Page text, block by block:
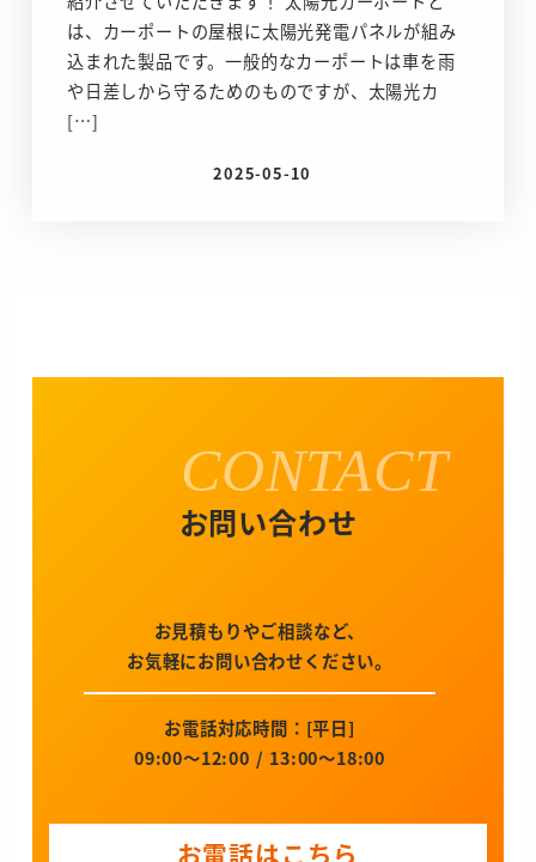
は、カーポートの屋根に太陽光発電パネルが組み
込まれた製品です。一般的なカーポートは車を雨
や日差しから守るためのものですが、太陽光カ
[…]
投稿日
2025-05-10
CONTACT
お問い合わせ
お見積もりやご相談など、
お気軽にお問い合わせください。
お電話対応時間：[平日]
09:00～12:00 / 13:00～18:00
お電話はこちら